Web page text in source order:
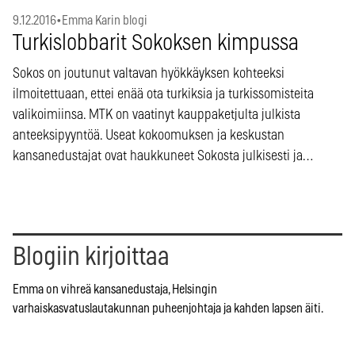
9.12.2016•Emma Karin blogi
Turkislobbarit Sokoksen kimpussa
Sokos on joutunut valtavan hyökkäyksen kohteeksi
ilmoitettuaan, ettei enää ota turkiksia ja turkissomisteita
valikoimiinsa. MTK on vaatinyt kauppaketjulta julkista
anteeksipyyntöä. Useat kokoomuksen ja keskustan
kansanedustajat ovat haukkuneet Sokosta julkisesti ja…
Blogiin kirjoittaa
Emma on vihreä kansanedustaja, Helsingin
varhaiskasvatuslautakunnan puheenjohtaja ja kahden lapsen äiti.